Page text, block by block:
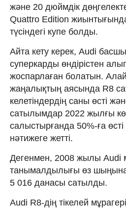
және 20 дюймдік
Quattro Edition
түсіндегі купе болды.
Айта кету керек, Audi
суперкарды өндірістен
жоспарлаған болатын.
жаңалықтың аясында R8
келетіндердің саны өсті
сатылымдар 2022 жылғы
салыстырғанда 50%-ға
нәтижеге жетті.
Дегенмен, 2008 жылы Audi
танымалдылығы өз шыңына
5 016 данасы сатылды.
Audi R8-дің тікелей